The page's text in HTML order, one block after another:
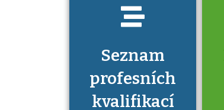
Seznam
profesních
kvalifikací